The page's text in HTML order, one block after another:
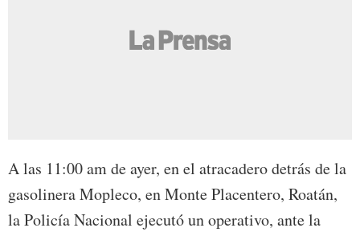
A las 11:00 am de ayer, en el atracadero detrás de la
gasolinera Mopleco, en Monte Placentero, Roatán,
la Policía Nacional ejecutó un operativo, ante la